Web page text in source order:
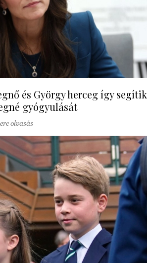
és György herceg így segítik
gyógyulását
olvasás